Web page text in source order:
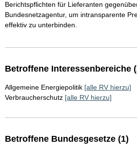
Berichtspflichten für Lieferanten
Bundesnetzagentur, um intransparente
effektiv zu unterbinden.
Betroffene Interessenbereiche
Allgemeine Energiepolitik [alle RV hierzu]
Verbraucherschutz [alle RV hierzu]
Betroffene Bundesgesetze (1)